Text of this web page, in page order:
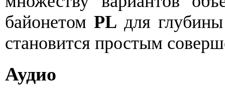
байонетом PL для
становится простым
Аудио